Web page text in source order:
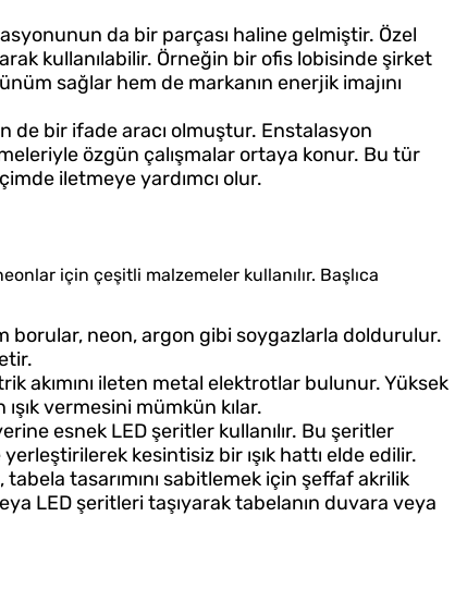
da bir parçası haline gelmiştir. Özel
kullanılabilir. Örneğin bir ofis lobisinde şirket
sağlar hem de markanın enerjik imajını
de bir ifade aracı olmuştur. Enstalasyon
özgün çalışmalar ortaya konur. Bu tür
iletmeye yardımcı olur.
için çeşitli malzemeler kullanılır. Başlıca
borular, neon, argon gibi soygazlarla doldurulur.
akımını ileten metal elektrotlar bulunur. Yüksek
vermesini mümkün kılar.
esnek LED şeritler kullanılır. Bu şeritler
kesintisiz bir ışık hattı elde edilir.
tasarımını sabitlemek için şeffaf akrilik
LED şeritleri taşıyarak tabelanın duvara veya